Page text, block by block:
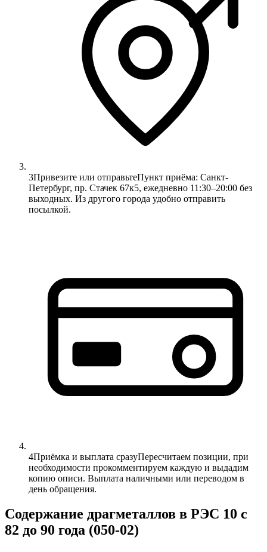
3Привезите или отправьтеПункт приёма: Санкт-
Петербург, пр. Стачек 67к5, ежедневно 11:30–20:00 без
выходных. Из другого города удобно отправить
посылкой.
4Приёмка и выплата сразуПересчитаем позиции, при
необходимости прокомментируем каждую и выдадим
копию описи. Выплата наличными или переводом в
день обращения.
Содержание драгметаллов в РЭС 10 с
82 до 90 года (050-02)